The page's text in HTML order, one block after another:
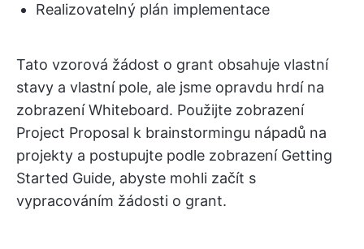
Realizovatelný plán implementace
Tato vzorová žádost o grant obsahuje vlastní
stavy a vlastní pole, ale jsme opravdu hrdí na
zobrazení Whiteboard. Použijte zobrazení
Project Proposal k brainstormingu nápadů na
projekty a postupujte podle zobrazení Getting
Started Guide, abyste mohli začít s
vypracováním žádosti o grant.